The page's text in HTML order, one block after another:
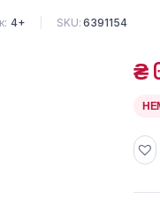
4+ SKU: 6391154
₴